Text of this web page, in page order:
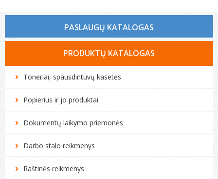
PASLAUGŲ KATALOGAS
Tonerio kasečių pildymas
Spausdintuvų remontas
Biuro technikos remontas
Kompiuterių remontas
PRODUKTŲ KATALOGAS
Toneriai, spausdintuvų kasetės
Popierius ir jo produktai
Dokumentų laikymo priemonės
Darbo stalo reikmenys
Raštinės reikmenys